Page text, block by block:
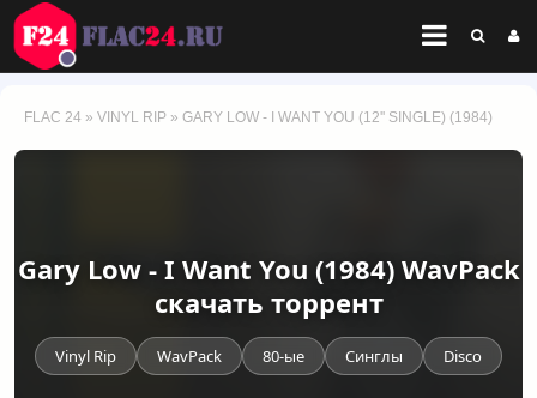
FLAC 24 » VINYL RIP » GARY LOW - I WANT YOU (12'' SINGLE) (1984)
Gary Low - I Want You (1984) WavPack
скачать торрент
Vinyl Rip WavPack 80-ые Синглы Disco